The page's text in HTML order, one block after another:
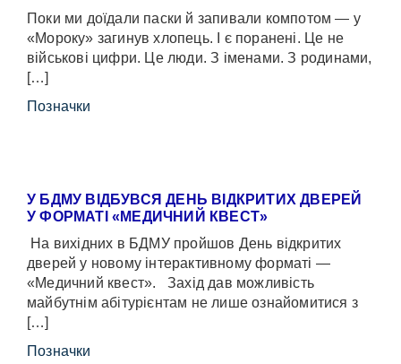
Поки ми доїдали паски й запивали компотом — у
«Мороку» загинув хлопець. І є поранені. Це не
військові цифри. Це люди. З іменами. З родинами,
[…]
Позначки
У БДМУ ВІДБУВСЯ ДЕНЬ ВІДКРИТИХ ДВЕРЕЙ
У ФОРМАТІ «МЕДИЧНИЙ КВЕСТ»
На вихідних в БДМУ пройшов День відкритих
дверей у новому інтерактивному форматі —
«Медичний квест». Захід дав можливість
майбутнім абітурієнтам не лише ознайомитися з
[…]
Позначки